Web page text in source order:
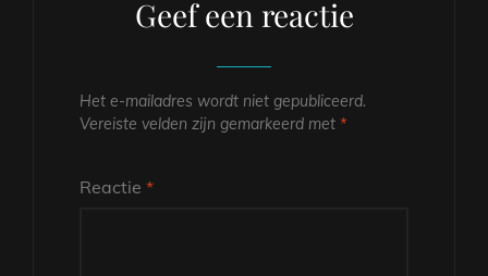
Geef een reactie
Het e-mailadres wordt niet gepubliceerd.
Vereiste velden zijn gemarkeerd met *
Reactie *